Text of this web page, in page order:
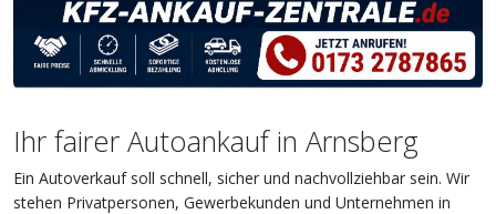
Ihr fairer Autoankauf in Arnsberg
Ein Autoverkauf soll schnell, sicher und nachvollziehbar sein. Wir
stehen Privatpersonen, Gewerbekunden und Unternehmen in